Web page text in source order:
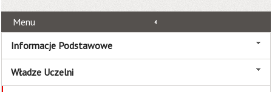
Menu
Informacje Podstawowe
Władze Uczelni